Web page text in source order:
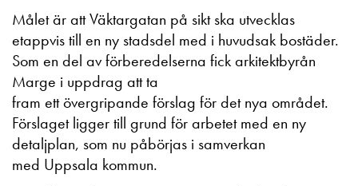
Målet är att Väktargatan på sikt ska utvecklas
etappvis till en ny stadsdel med i huvudsak bostäder.
Som en del av förberedelserna fick arkitektbyrån
Marge i uppdrag att ta
fram ett övergripande förslag för det nya området.
Förslaget ligger till grund för arbetet med en ny
detaljplan, som nu påbörjas i samverkan
med Uppsala kommun.